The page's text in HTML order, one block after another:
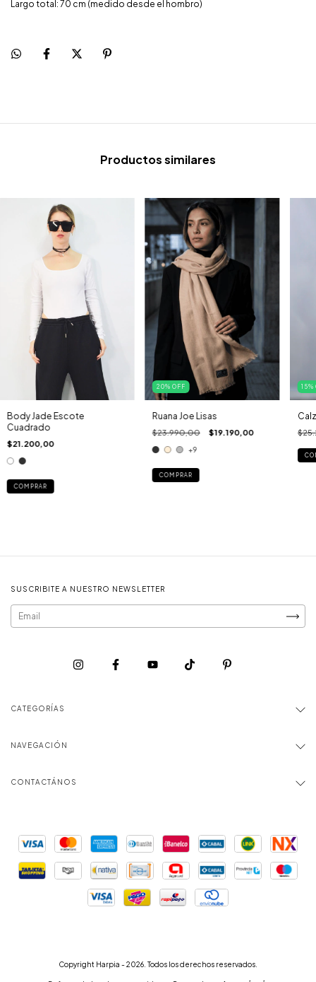
Largo total: 70 cm (medido desde el hombro)
Productos similares
Body Jade Escote
Cuadrado
$21.200,00
COMPRAR
20% OFF
Ruana Joe Lisas
$23.990,00 $19.190,00
+9
COMPRAR
15%
SUSCRIBITE A NUESTRO NEWSLETTER
CATEGORÍAS
NAVEGACIÓN
CONTACTÁNOS
Copyright Harpia - 2026. Todos los derechos reservados.